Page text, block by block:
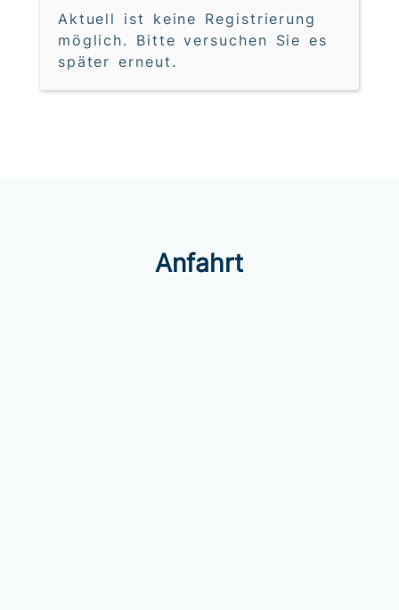
Aktuell ist keine Registrierung
möglich. Bitte versuchen Sie es
später erneut.
Anfahrt